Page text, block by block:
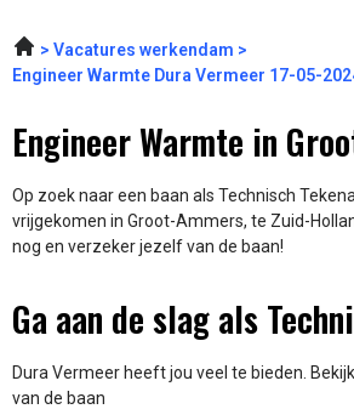
Vacatures werkendam
Engineer Warmte Dura Vermeer 17-05-
Engineer Warmte in
Op zoek naar een baan als Technisch
vrijgekomen in Groot-Ammers, te Zuid-
nog en verzeker jezelf van de baan!
Ga aan de slag als
Dura Vermeer heeft jou veel te bieden.
van de baan